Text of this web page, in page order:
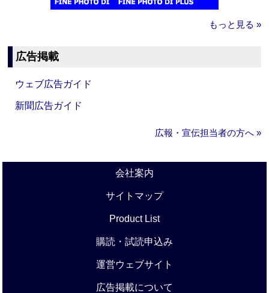
もっと見る »
広告掲載
ウェブ広告ガイド
新聞広告ガイド
広報・宣伝担当者の方へ »
会社案内
サイトマップ
Product List
購読・試読申込み
運営ウェブサイト
広告掲載について